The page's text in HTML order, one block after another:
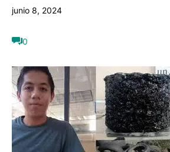
junio 8, 2024
0